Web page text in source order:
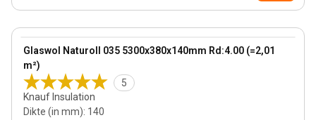
Glaswol Naturoll 035 5300x380x140mm Rd:4.00 (=2,01
m²)
5
Knauf Insulation
Dikte (in mm): 140
View product